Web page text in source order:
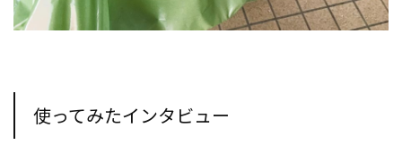
使ってみたインタビュー